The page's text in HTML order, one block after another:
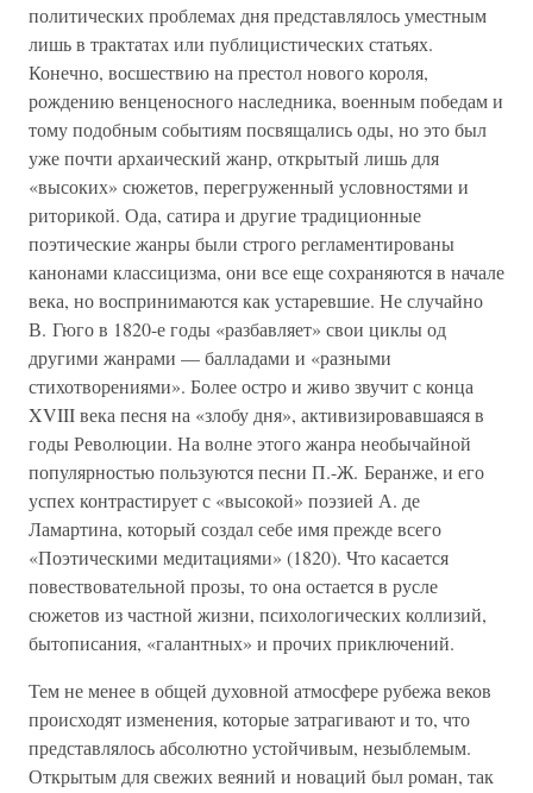
политических проблемах дня представлялось уместным
лишь в трактатах или публицистических статьях.
Конечно, восшествию на престол нового короля,
рождению венценосного наследника, военным победам и
тому подобным событиям посвящались оды, но это был
уже почти архаический жанр, открытый лишь для
«высоких» сюжетов, перегруженный условностями и
риторикой. Ода, сатира и другие традиционные
поэтические жанры были строго регламентированы
канонами классицизма, они все еще сохраняются в начале
века, но воспринимаются как устаревшие. Не случайно
В. Гюго в 1820-е годы «разбавляет» свои циклы од
другими жанрами — балладами и «разными
стихотворениями». Более остро и живо звучит с конца
XVIII века песня на «злобу дня», активизировавшаяся в
годы Революции. На волне этого жанра необычайной
популярностью пользуются песни П.-Ж. Беранже, и его
успех контрастирует с «высокой» поэзией А. де
Ламартина, который создал себе имя прежде всего
«Поэтическими медитациями» (1820). Что касается
повествовательной прозы, то она остается в русле
сюжетов из частной жизни, психологических коллизий,
бытописания, «галантных» и прочих приключений.
Тем не менее в общей духовной атмосфере рубежа веков
происходят изменения, которые затрагивают и то, что
представлялось абсолютно устойчивым, незыблемым.
Открытым для свежих веяний и новаций был роман, так